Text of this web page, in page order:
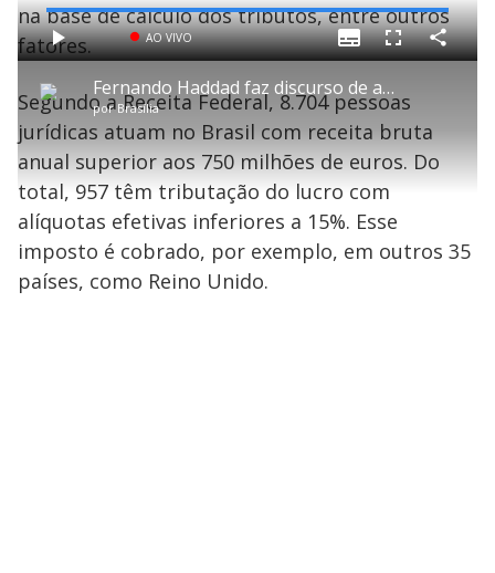
na base de cálculo dos tributos, entre outros
fatores.
P
l
a
y
Fernando Haddad faz discurso de abertura na reunião com ministros do G20 nos Estados Unidos
porBrasília
P
L
o
a
d
e
0
%
S
e
k
t
o
AO VIVO S
u
b
i
t
l
s
F
s
c
e
e
n
C
o
a
Segundo a Receita Federal, 8.704 pessoas
jurídicas atuam no Brasil com receita bruta
anual superior aos 750 milhões de euros. Do
total, 957 têm tributação do lucro com
alíquotas efetivas inferiores a 15%. Esse
imposto é cobrado, por exemplo, em outros 35
países, como Reino Unido.